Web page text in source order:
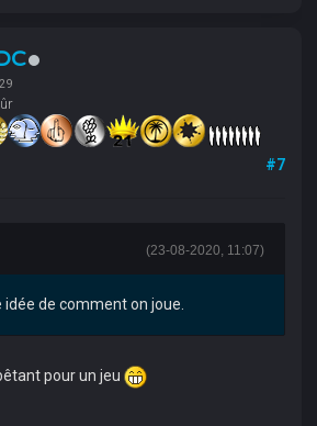
#7
(23-08-2020, 11:07)
de comment on joue.
pour un jeu